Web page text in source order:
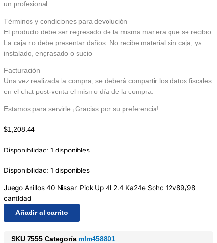
un profesional.
Términos y condiciones para devolución
El producto debe ser regresado de la misma manera que se recibió.
La caja no debe presentar daños. No recibe material sin caja, ya
instalado, engrasado o sucio.
Facturación
Una vez realizada la compra, se deberá compartir los datos fiscales
en el chat post-venta el mismo día de la compra.
Estamos para servirle ¡Gracias por su preferencia!
$1,208.44
Disponibilidad: 1 disponibles
Disponibilidad: 1 disponibles
Juego Anillos 40 Nissan Pick Up 4l 2.4 Ka24e Sohc 12v89/98
cantidad
Añadir al carrito
SKU 7555 Categoría mlm458801